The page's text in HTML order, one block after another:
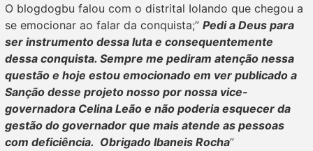
O blogdogbu falou com o distrital Iolando que chegou a
se emocionar ao falar da conquista;” Pedi a Deus para
ser instrumento dessa luta e consequentemente
dessa conquista. Sempre me pediram atenção nessa
questão e hoje estou emocionado em ver publicado a
Sanção desse projeto nosso por nossa vice-
governadora Celina Leão e não poderia esquecer da
gestão do governador que mais atende as pessoas
com deficiência. Obrigado Ibaneis Rocha”